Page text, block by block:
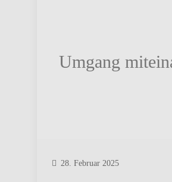
Umgang
28. Februar 2025